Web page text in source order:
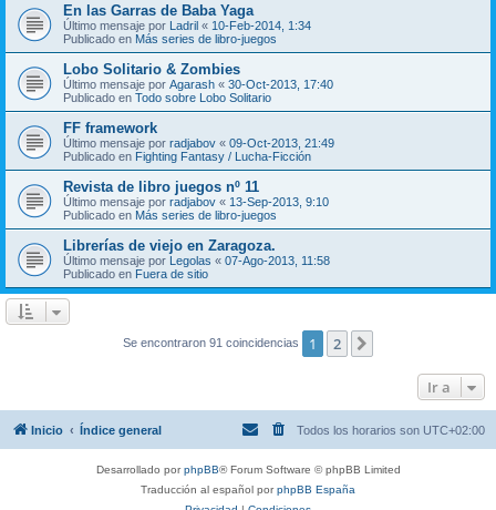
En las Garras de Baba Yaga
Último mensaje por Ladril « 10-Feb-2014, 1:34
Publicado en Más series de libro-juegos
Lobo Solitario & Zombies
Último mensaje por Agarash « 30-Oct-2013, 17:40
Publicado en Todo sobre Lobo Solitario
FF framework
Último mensaje por radjabov « 09-Oct-2013, 21:49
Publicado en Fighting Fantasy / Lucha-Ficción
Revista de libro juegos nº 11
Último mensaje por radjabov « 13-Sep-2013, 9:10
Publicado en Más series de libro-juegos
Librerías de viejo en Zaragoza.
Último mensaje por Legolas « 07-Ago-2013, 11:58
Publicado en Fuera de sitio
Se encontraron 91 coincidencias 1 2
Ir a
Inicio Índice general Todos los horarios son UTC+02:00
Desarrollado porphpBB® Forum Software © phpBB Limited
Traducción al español porphpBB España